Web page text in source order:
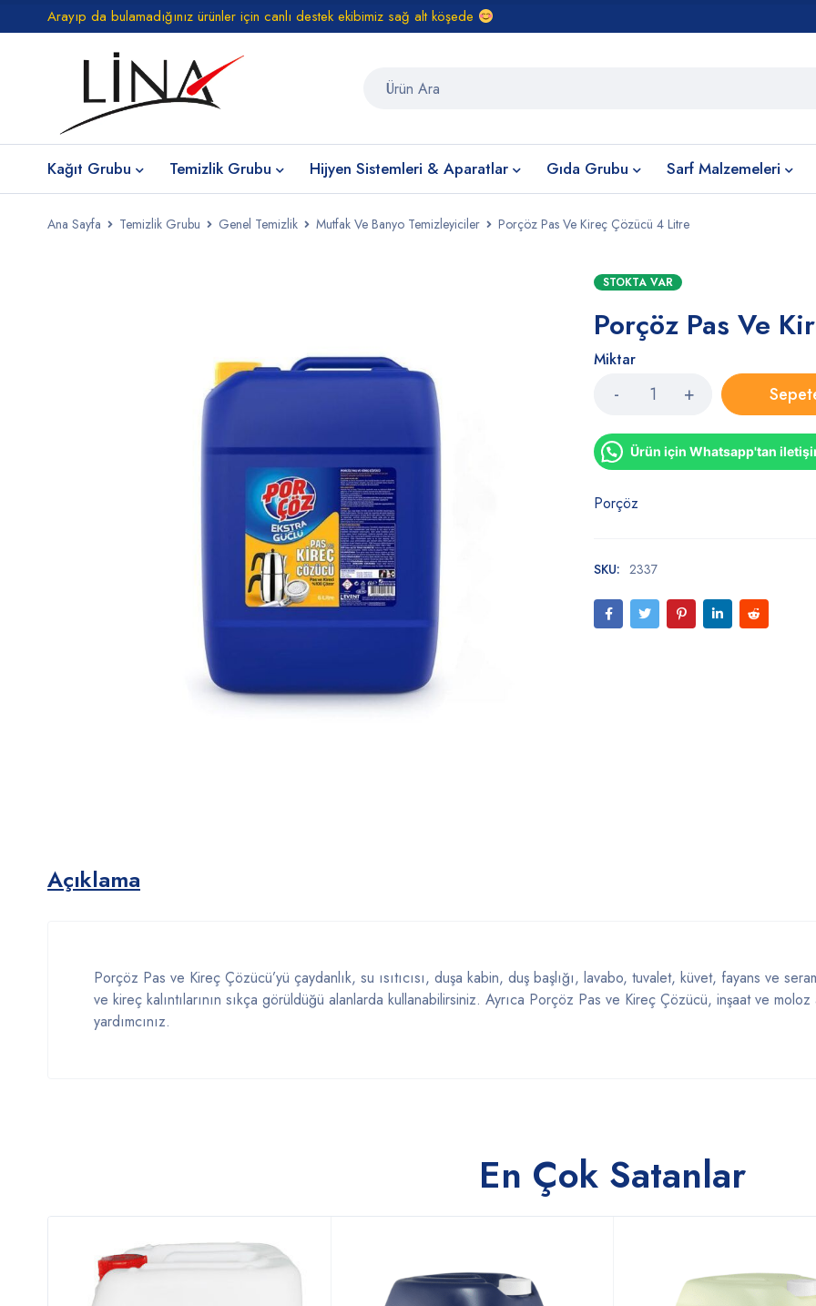
Arayıp da bulamadığınız ürünler için canlı destek ekibimiz sağ alt köşede
Kağıt Grubu Temizlik Grubu Hijyen Sistemleri & Aparatlar Gıda Grubu Sarf Malzemeleri
Ana Sayfa Temizlik Grubu Genel Temizlik Mutfak Ve Banyo Temizleyiciler Porçöz Pas Ve Kireç Çözücü 4 Litre
STOKTA VAR
Porçöz Pas Ve
Miktar
Ürün için Whatsapp'tan
Porçöz
SKU: 2337
Açıklama
Porçöz Pas ve Kireç Çözücü’yü çaydanlık, su ısıtıcısı, duşa kabin, duş başlığı, lavabo, tuvalet, küvet, fayans ve
ve kireç kalıntılarının sıkça görüldüğü alanlarda kullanabilirsiniz. Ayrıca Porçöz Pas ve Kireç Çözücü, inşaat ve
yardımcınız.
En Çok Satanlar